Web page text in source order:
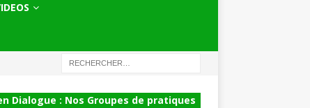
Dialogue : Nos Groupes de pratiques